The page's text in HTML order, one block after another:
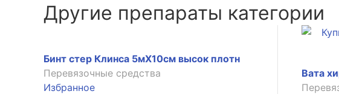
Другие препараты категории
Бинт стер Клинса 5мX10см высок плотн
Перевязочные средства
Избранное
Вата